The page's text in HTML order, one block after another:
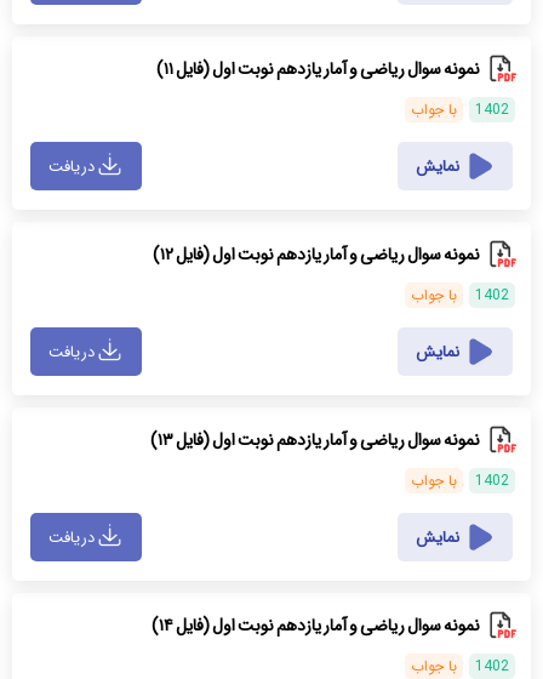
نمونه سوال ریاضی و آمار یازدهم نوبت اول (فایل ۱۱)
1402 با جواب
نمایش دریافت
نمونه سوال ریاضی و آمار یازدهم نوبت اول (فایل ۱۲)
1402 با جواب
نمایش دریافت
نمونه سوال ریاضی و آمار یازدهم نوبت اول (فایل ۱۳)
1402 با جواب
نمایش دریافت
نمونه سوال ریاضی و آمار یازدهم نوبت اول (فایل ۱۴)
1402 با جواب